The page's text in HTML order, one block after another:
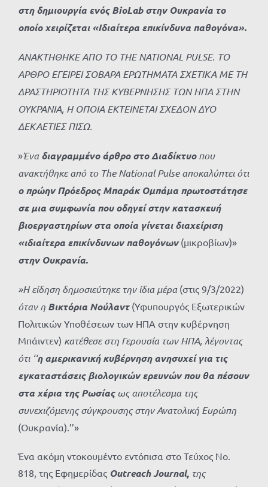
στη δημιουργία ενός BioLab στην Ουκρανία το
οποίο χειρίζεται «Ιδιαίτερα επικίνδυνα παθογόνα».
ΑΝΑΚΤΗΘΗΚΕΑΠΟΤΟTHE NATIONAL PULSE. ΤΟ
ΑΡΘΡΟ ΕΓΕΙΡΕΙ ΣΟΒΑΡΑ ΕΡΩΤΗΜΑΤΑ ΣΧΕΤΙΚΑ ΜΕ ΤΗ
ΔΡΑΣΤΗΡΙΟΤΗΤΑ ΤΗΣ ΚΥΒΕΡΝΗΣΗΣ ΤΩΝ ΗΠΑ ΣΤΗΝ
ΟΥΚΡΑΝΙΑ, Η ΟΠΟΙΑ ΕΚΤΕΙΝΕΤΑΙ ΣΧΕΔΟΝ ΔΥΟ
ΔΕΚΑΕΤΙΕΣ ΠΙΣΩ.
»Έναδιαγραμμένο άρθρο στο Διαδίκτυοπου
ανακτήθηκε από το The National Pulse αποκαλύπτει ότι
ο πρώην Πρόεδρος Μπαράκ Ομπάμα πρωτοστάτησε
σε μια συμφωνία που οδηγεί στην κατασκευή
βιοεργαστηρίων στα οποία γίνεται διαχείριση
«ιδιαίτερα επικίνδυνων παθογόνων (μικροβίων)»
στην Ουκρανία.
»Η είδηση δημοσιεύτηκε την ίδια μέρα (στις 9/3/2022)
όταν η Βικτόρια Νούλαντ (Υφυπουργός Εξωτερικών
Πολιτικών Υποθέσεων των ΗΠΑ στην κυβέρνηση
Μπάιντεν) κατέθεσε στη Γερουσία των ΗΠΑ, λέγοντας
ότι ‘‘η αμερικανική κυβέρνηση ανησυχεί για τις
εγκαταστάσεις βιολογικών ερευνών που θα πέσουν
στα χέρια της Ρωσίαςως αποτέλεσμα της
συνεχιζόμενης σύγκρουσης στην Ανατολική Ευρώπη
(Ουκρανία).’’»
Ένα ακόμη ντοκουμέντο εντόπισα στο Τεύχος Νο.
818, της Εφημερίδας Outreach Journal, της